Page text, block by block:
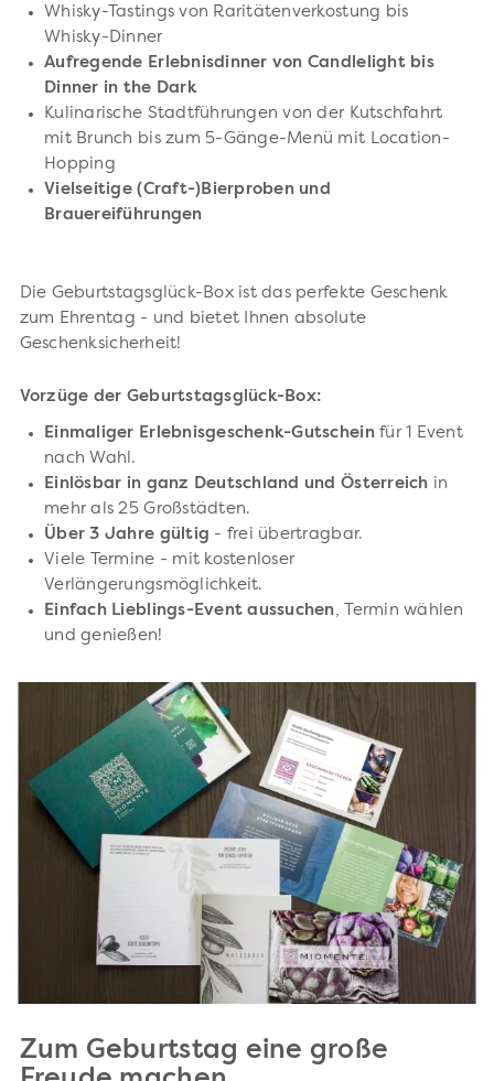
Whisky-Tastings von Raritätenverkostung bis
Whisky-Dinner
Aufregende Erlebnisdinner von Candlelight bis
Dinner in the Dark
Kulinarische Stadtführungen von der Kutschfahrt
mit Brunch bis zum 5-Gänge-Menü mit Location-
Hopping
Vielseitige (Craft-)Bierproben und
Brauereiführungen
Die Geburtstagsglück-Box ist das perfekte Geschenk
zum Ehrentag - und bietet Ihnen absolute
Geschenksicherheit!
Vorzüge der Geburtstagsglück-Box:
Einmaliger Erlebnisgeschenk-Gutscheinfür 1 Event
nach Wahl.
Einlösbar in ganz Deutschland und Österreich in
mehr als 25 Großstädten.
Über 3 Jahre gültig - frei übertragbar.
Viele Termine - mit kostenloser
Verlängerungsmöglichkeit.
Einfach Lieblings-Event aussuchen, Termin wählen
und genießen!
Zum Geburtstag eine große